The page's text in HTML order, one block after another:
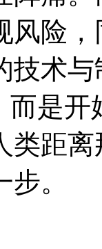
风险
技术
而是
类距
。